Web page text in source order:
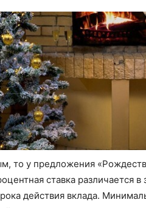
то у предложения
ставка различается
действия вклада.